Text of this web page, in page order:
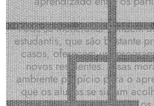
Pode-se mencionar também
estudantis, que são bastante
casos, oferecem um
novos residentes. Essas
ambiente propício para o
que os alunos se sintam